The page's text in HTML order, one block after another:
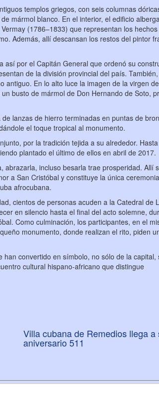
templos griegos, con seis columnas
mármol blanco. En el interior, el edificio
(1786–1833) que representan los hechos
Además, allí descansan los restos del pintor
así por el Capitán General que ordenó su
de la división provincial del país.
En lo alto luce la imagen de la virgen
busto de mármol de Don Hernando de Soto,
lanzas de hierro terminadas en puntas de
el toque tropical al monumento.
por la tradición tejida a su alrededor.
plantado el último de ellos en abril de 2017.
incluso besarla trae prosperidad. Allí
a San Cristóbal y constituye la única
afrocubana.
cientos de personas acuden a la Catedral de
en silencio hasta el final del acto solemne,
Como culminación, los participantes, en el
monumento, donde realizan el rito, piden
convertido en símbolo, no sólo de la capital,
cultural hispano-africano que distingue
Villa cubana de Remedios llega a
aniversario 511